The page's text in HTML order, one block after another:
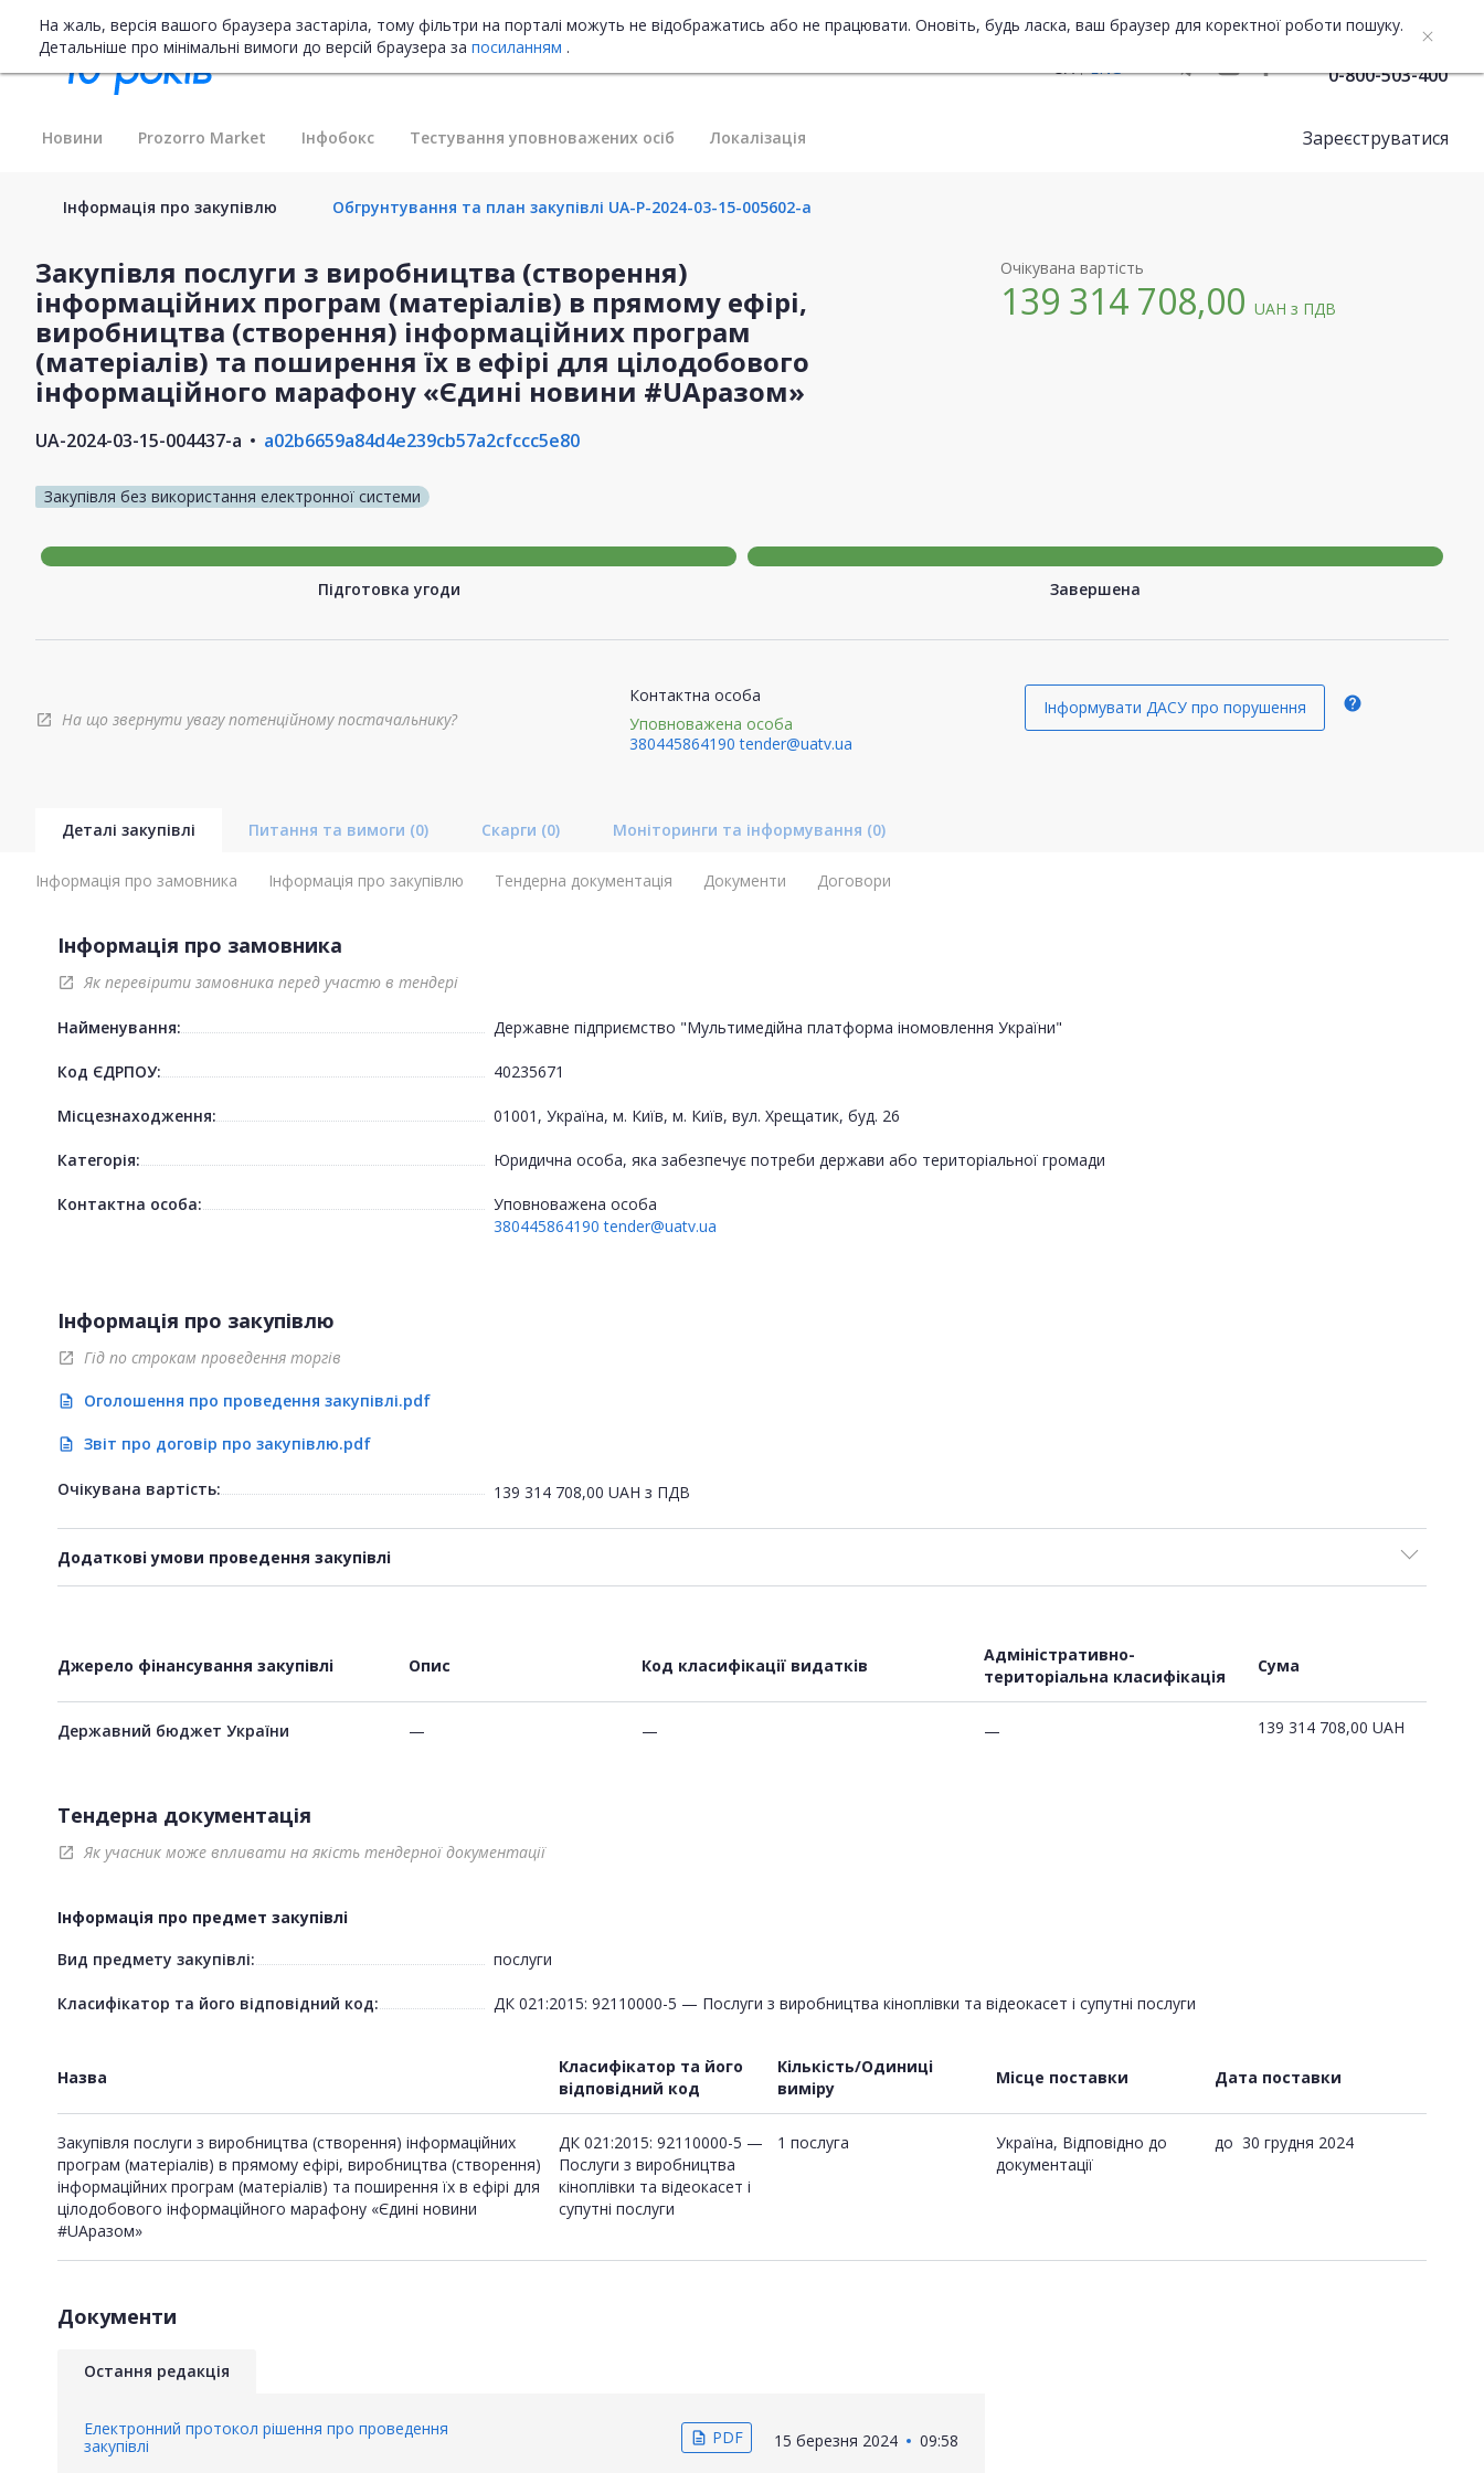
На жаль, версія вашого браузера застаріла, тому фільтри на порталі можуть не відображатись або не працювати. Оновіть, будь ласка, ваш браузер для коректної роботи пошуку.
Детальніше про мінімальні вимоги до версій браузера за посиланням .
UA
ENG 0-800-503-400
Новини Prozorro Market Інфобокс Тестування уповноважених осіб Локалізація Зареєструватися
Інформація про закупівлю Обгрунтування та план закупівлі UA-P-2024-03-15-005602-a
Закупівля послуги з виробництва (створення)
інформаційних програм (матеріалів) в прямому ефірі,
виробництва (створення) інформаційних програм
(матеріалів) та поширення їх в ефірі для цілодобового
інформаційного марафону «Єдині новини #UAразом»
UA-2024-03-15-004437-a a02b6659a84d4e239cb57a2cfccc5e80
Закупівля без використання електронної системи
Очікувана вартість
139 314 708,00UAHз ПДВ
Підготовка угоди Завершена
open_in_new На що звернути увагу потенційному постачальнику?
Контактна особа
Уповноважена особа
380445864190 tender@uatv.ua
Інформувати ДАСУ про порушення help
Деталі закупівлі Питання та вимоги (0) Скарги (0) Моніторинги та інформування (0)
Інформація про замовника Інформація про закупівлю Тендерна документація Документи Договори
Інформація про замовника
open_in_new Як перевірити замовника перед участю в тендері
Найменування: Державне підприємство "Мультимедійна платформа іномовлення України"
Код ЄДРПОУ: 40235671
Місцезнаходження: 01001, Україна, м. Київ, м. Київ, вул. Хрещатик, буд. 26
Категорія: Юридична особа, яка забезпечує потреби держави або територіальної громади
Контактна особа:
Уповноважена особа
380445864190 tender@uatv.ua
Інформація про закупівлю
open_in_new Гід по строкам проведення торгів
description Оголошення про проведення закупівлі.pdf
description Звіт про договір про закупівлю.pdf
Очікувана вартість: 139 314 708,00 UAH з ПДВ
Додаткові умови проведення закупівлі
Джерело фінансування закупівлі Опис Код класифікації видатків
Адміністративно-
територіальна класифікація
Сума
Державний бюджет України — — — 139 314 708,00 UAH
Тендерна документація
open_in_new Як учасник може впливати на якість тендерної документації
Інформація про предмет закупівлі
Вид предмету закупівлі:
послуги
Класифікатор та його відповідний код: ДК 021:2015: 92110000-5 — Послуги з виробництва кіноплівки та відеокасет і супутні послуги
Назва
Класифікатор та його
відповідний код
Кількість/Одиниці
виміру
Місце поставки Дата поставки
Закупівля послуги з виробництва (створення) інформаційних
програм (матеріалів) в прямому ефірі, виробництва (створення)
інформаційних програм (матеріалів) та поширення їх в ефірі для
цілодобового інформаційного марафону «Єдині новини
#UAразом»
ДК 021:2015: 92110000-5 —
Послуги з виробництва
кіноплівки та відеокасет і
супутні послуги
1 послуга
Україна, Відповідно до
документації
до 30 грудня 2024
Документи
Остання редакція
Електронний протокол рішення про проведення
закупівлі
description PDF 15 березня 2024 09:58